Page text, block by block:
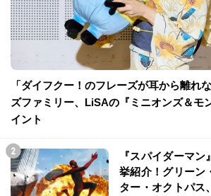
「ダイフクー！のフレーズが耳から離れ
ズファミリー、LiSAの『ミニオンズ＆モ
イント
『スパイダーマ
挙紹介！グリーン
ター・オクトパス